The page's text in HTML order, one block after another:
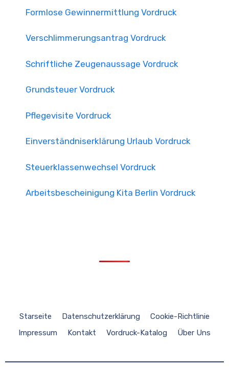
Formlose Gewinnermittlung Vordruck
Verschlimmerungsantrag Vordruck
Schriftliche Zeugenaussage Vordruck
Grundsteuer Vordruck
Pflegevisite Vordruck
Einverständniserklärung Urlaub Vordruck
Steuerklassenwechsel Vordruck
Arbeitsbescheinigung Kita Berlin Vordruck
Starseite Datenschutzerklärung
Cookie-Richtlinie
Impressum
Kontakt Vordruck-Katalog Über Uns